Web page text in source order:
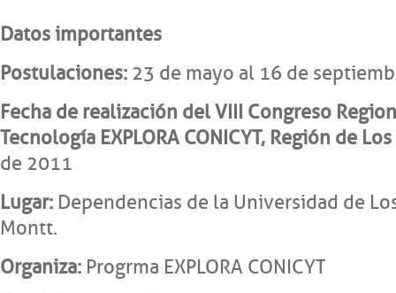
Datos importantes
Postulaciones: 23 de mayo al 16 de
Fecha de realización del VIII Congreso
Tecnología EXPLORA CONICYT, Región de
de 2011
Lugar: Dependencias de la Universidad de
Montt.
Organiza: Progrma EXPLORA CONICYT